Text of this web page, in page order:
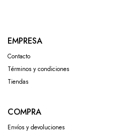
EMPRESA
Contacto
Términos y condiciones
Tiendas
COMPRA
Envíos y devoluciones